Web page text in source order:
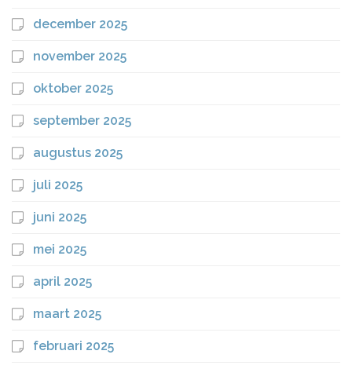
december 2025
november 2025
oktober 2025
september 2025
augustus 2025
juli 2025
juni 2025
mei 2025
april 2025
maart 2025
februari 2025